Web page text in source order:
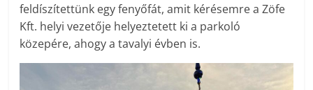
feldíszítettünk egy fenyőfát, amit kérésemre a Zöfe
Kft. helyi vezetője helyeztetett ki a parkoló
közepére, ahogy a tavalyi évben is.